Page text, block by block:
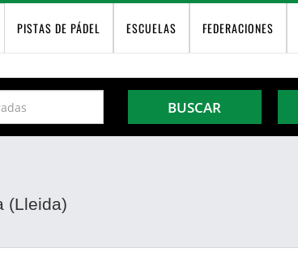
PISTAS DE PÁDEL ESCUELAS FEDERACIONES
BUSCAR
(Lleida)